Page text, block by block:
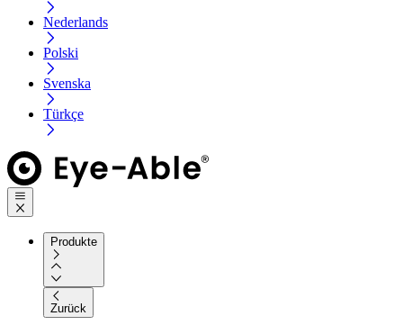
Nederlands
Polski
Svenska
Türkçe
Produkte
Zurück